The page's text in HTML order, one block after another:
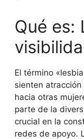
Qué es:
El término
sienten
hacia otras
parte de la
crucial en la
redes de apoyo.